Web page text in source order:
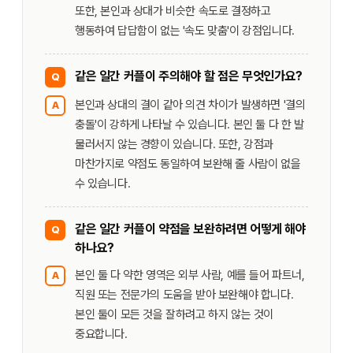
또한, 본인과 상대가 비슷한 속도로 결정하고
행동하여 답답함이 없는 '속도 맞춤'이 강점입니다.
Q 같은 일간 커플이 주의해야 할 점은 무엇인가요?
A
본인과 상대의 결이 같아 의견 차이가 발생하면 '결의
충돌'이 강하게 나타날 수 있습니다. 본인 둘 다 한 발
물러서지 않는 경향이 있습니다. 또한, 강점과
마찬가지로 약점도 동일하여 보완해 줄 사람이 없을
수 있습니다.
Q
같은 일간 커플이 약점을 보완하려면 어떻게 해야
하나요?
A
본인 둘 다 약한 영역은 외부 사람, 예를 들어 파트너,
직원 또는 전문가의 도움을 받아 보완해야 합니다.
본인 둘이 모든 것을 잘하려고 하지 않는 것이
중요합니다.